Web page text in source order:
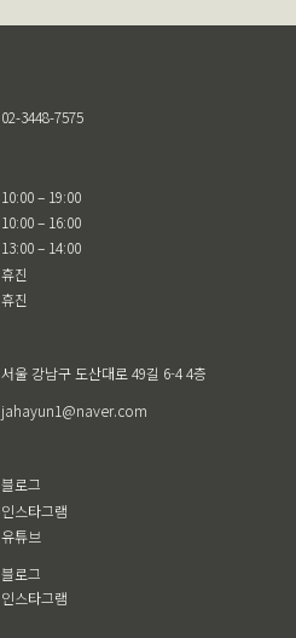
02-3448-7575
10:00 – 19:00
10:00 – 16:00
13:00 – 14:00
휴진
휴진
서울 강남구 도산대로 49길 6-4 4층
jahayun1@naver.com
블로그
인스타그램
유튜브
블로그
인스타그램